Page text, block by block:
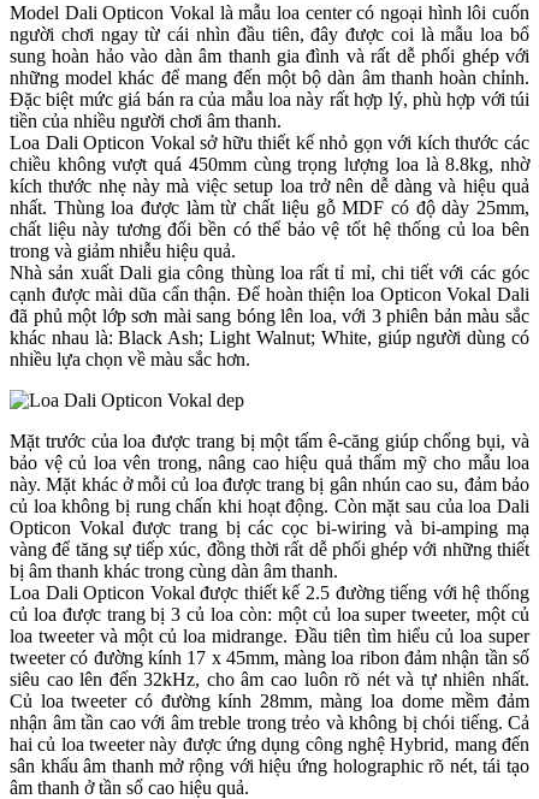
Model Dali Opticon Vokal là mẫu loa center có ngoại hình lôi cuốn
người chơi ngay từ cái nhìn đầu tiên, đây được coi là mẫu loa bổ
sung hoàn hảo vào dàn âm thanh gia đình và rất dễ phối ghép với
những model khác để mang đến một bộ dàn âm thanh hoàn chỉnh.
Đặc biệt mức giá bán ra của mẫu loa này rất hợp lý, phù hợp với túi
tiền của nhiều người chơi âm thanh.
Loa Dali Opticon Vokal sở hữu thiết kế nhỏ gọn với kích thước các
chiều không vượt quá 450mm cùng trọng lượng loa là 8.8kg, nhờ
kích thước nhẹ này mà việc setup loa trở nên dễ dàng và hiệu quả
nhất. Thùng loa được làm từ chất liệu gỗ MDF có độ dày 25mm,
chất liệu này tương đối bền có thể bảo vệ tốt hệ thống củ loa bên
trong và giảm nhiễu hiệu quả.
Nhà sản xuất Dali gia công thùng loa rất tỉ mỉ, chi tiết với các góc
cạnh được mài dũa cẩn thận. Để hoàn thiện loa Opticon Vokal Dali
đã phủ một lớp sơn mài sang bóng lên loa, với 3 phiên bản màu sắc
khác nhau là: Black Ash; Light Walnut; White, giúp người dùng có
nhiều lựa chọn về màu sắc hơn.
Mặt trước của loa được trang bị một tấm ê-căng giúp chống bụi, và
bảo vệ củ loa vên trong, nâng cao hiệu quả thẩm mỹ cho mẫu loa
này. Mặt khác ở mỗi củ loa được trang bị gân nhún cao su, đảm bảo
củ loa không bị rung chấn khi hoạt động. Còn mặt sau của loa Dali
Opticon Vokal được trang bị các cọc bi-wiring và bi-amping mạ
vàng để tăng sự tiếp xúc, đồng thời rất dễ phối ghép với những thiết
bị âm thanh khác trong cùng dàn âm thanh.
Loa Dali Opticon Vokal được thiết kế 2.5 đường tiếng với hệ thống
củ loa được trang bị 3 củ loa còn: một củ loa super tweeter, một củ
loa tweeter và một củ loa midrange. Đầu tiên tìm hiểu củ loa super
tweeter có đường kính 17 x 45mm, màng loa ribon đảm nhận tần số
siêu cao lên đến 32kHz, cho âm cao luôn rõ nét và tự nhiên nhất.
Củ loa tweeter có đường kính 28mm, màng loa dome mềm đảm
nhận âm tần cao với âm treble trong trẻo và không bị chói tiếng. Cả
hai củ loa tweeter này được ứng dụng công nghệ Hybrid, mang đến
sân khấu âm thanh mở rộng với hiệu ứng holographic rõ nét, tái tạo
âm thanh ở tần số cao hiệu quả.